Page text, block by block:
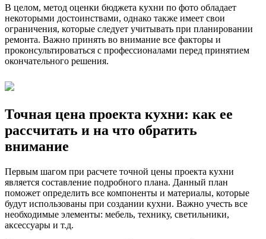
В целом, метод оценки бюджета кухни по фото обладает
некоторыми достоинствами, однако также имеет свои
ограничения, которые следует учитывать при планировании
ремонта. Важно принять во внимание все факторы и
проконсультироваться с профессионалами перед принятием
окончательного решения.
Точная цена проекта кухни: как ее
рассчитать и на что обратить
внимание
Первым шагом при расчете точной цены проекта кухни
является составление подробного плана. Данный план
поможет определить все компоненты и материалы, которые
будут использованы при создании кухни. Важно учесть все
необходимые элементы: мебель, технику, светильники,
аксессуары и т.д.